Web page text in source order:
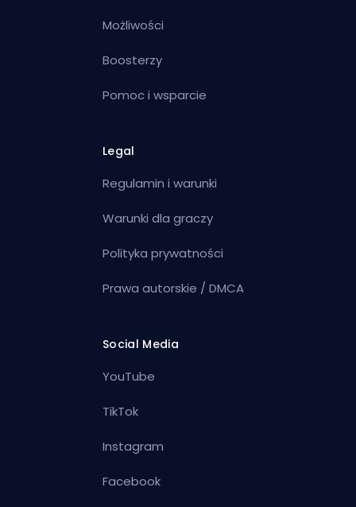
Możliwości
Boosterzy
Pomoc i wsparcie
Legal
Regulamin i warunki
Warunki dla graczy
Polityka prywatności
Prawa autorskie / DMCA
Social Media
YouTube
TikTok
Instagram
Facebook